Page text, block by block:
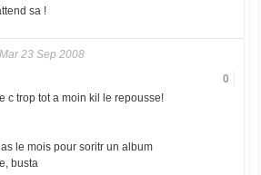
sa !
Mar 23 Sep 2008
0
c trop tot a moin kil le repousse!
le mois pour soritr un album
busta